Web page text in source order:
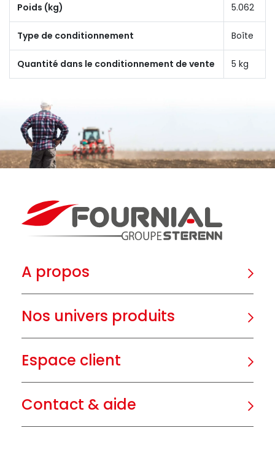
Poids (kg) 5.062
Type de conditionnement Boîte
Quantité dans le conditionnement de vente 5 kg
A propos
Nos univers produits
Espace client
Contact & aide